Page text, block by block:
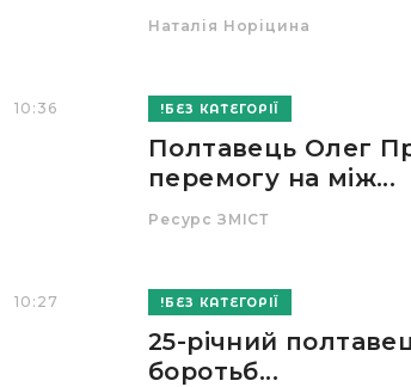
Наталія Норіцина
10:36 БЕЗ КАТЕГОРІЇ
Полтавець Олег
перемогу на між...
Ресурс ЗМІСТ
10:27 БЕЗ КАТЕГОРІЇ
25-річний
боротьб...